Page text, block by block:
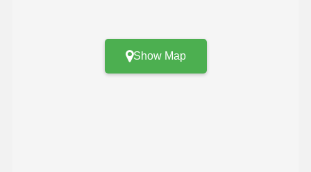
Show Map